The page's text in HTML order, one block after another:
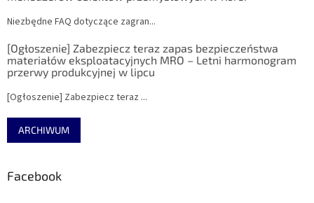
Niezbędne FAQ dotyczące zagran...
[Ogłoszenie] Zabezpiecz teraz zapas bezpieczeństwa
materiałów eksploatacyjnych MRO – Letni harmonogram
przerwy produkcyjnej w lipcu
[Ogłoszenie] Zabezpiecz teraz ...
ARCHIWUM
Facebook